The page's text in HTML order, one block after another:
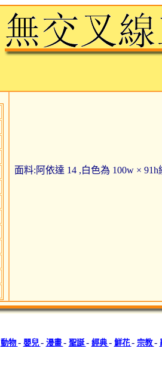
面料:阿依達 14 ,白色為 100w ×
動物- 嬰兒- 漫畫- 聖誕- 經典- 鮮花- 宗教-